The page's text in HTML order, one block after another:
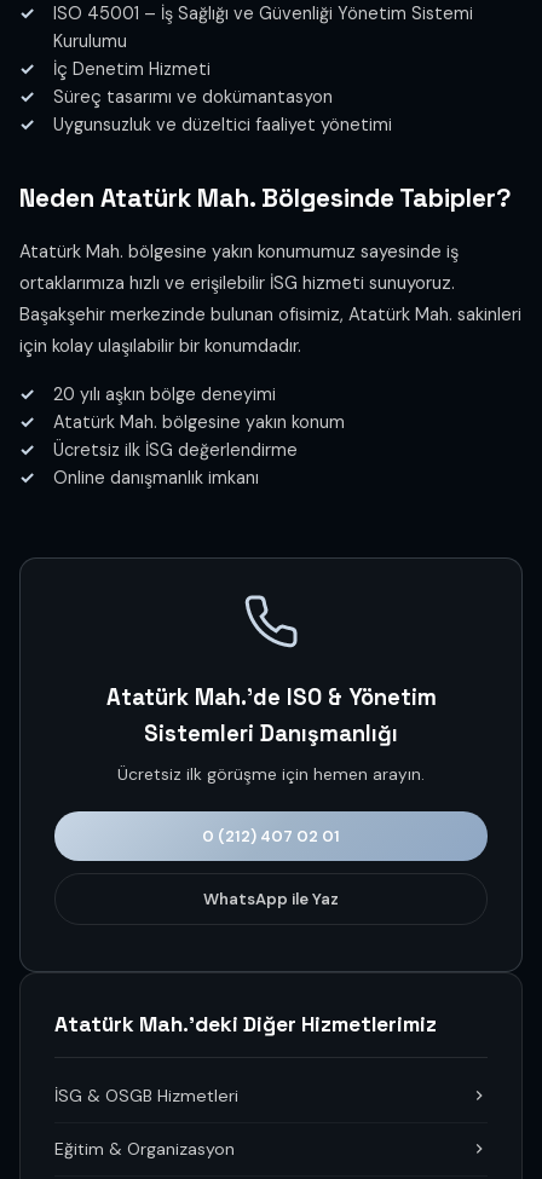
ISO 45001 – İş Sağlığı ve Güvenliği Yönetim Sistemi
Kurulumu
İç Denetim Hizmeti
Süreç tasarımı ve dokümantasyon
Uygunsuzluk ve düzeltici faaliyet yönetimi
Neden Atatürk Mah. Bölgesinde Tabipler?
Atatürk Mah. bölgesine yakın konumumuz sayesinde iş
ortaklarımıza hızlı ve erişilebilir İSG hizmeti sunuyoruz.
Başakşehir merkezinde bulunan ofisimiz, Atatürk Mah. sakinleri
için kolay ulaşılabilir bir konumdadır.
20 yılı aşkın bölge deneyimi
Atatürk Mah. bölgesine yakın konum
Ücretsiz ilk İSG değerlendirme
Online danışmanlık imkanı
Atatürk Mah.'de ISO & Yönetim
Sistemleri Danışmanlığı
Ücretsiz ilk görüşme için hemen arayın.
0 (212) 407 02 01
WhatsApp ile Yaz
Atatürk Mah.'deki Diğer Hizmetlerimiz
İSG & OSGB Hizmetleri
Eğitim & Organizasyon